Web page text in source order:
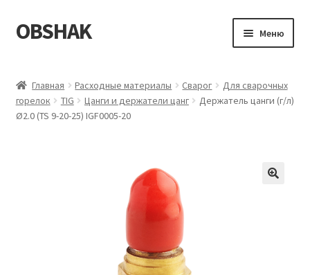
Перейти
к
Перейти
к
OBSHAK Меню
Категории
Главная Расходные материалы Сварог
Для сварочных
горелок
TIG Цанги и держатели цанг
Держатель цанги (г/л)
Ø2.0 (TS 9-20-25) IGF0005-20